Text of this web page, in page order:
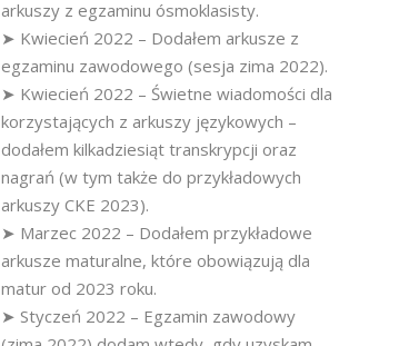
arkuszy z egzaminu ósmoklasisty.
➤ Kwiecień 2022 – Dodałem arkusze z
egzaminu zawodowego (sesja zima 2022).
➤ Kwiecień 2022 – Świetne wiadomości dla
korzystających z arkuszy językowych –
dodałem kilkadziesiąt transkrypcji oraz
nagrań (w tym także do przykładowych
arkuszy CKE 2023).
➤ Marzec 2022 – Dodałem przykładowe
arkusze maturalne, które obowiązują dla
matur od 2023 roku.
➤ Styczeń 2022 – Egzamin zawodowy